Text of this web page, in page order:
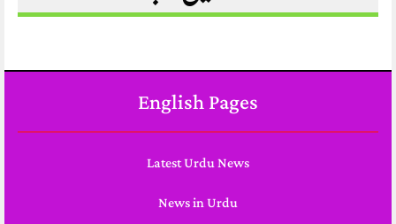
English Pages
Latest Urdu News
News in Urdu